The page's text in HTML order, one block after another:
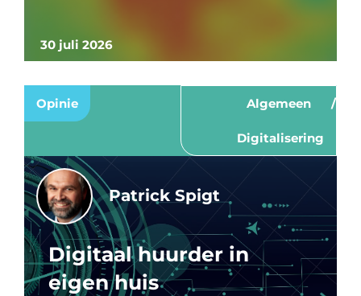
30 juli 2026
Opinie Algemeen
Digitalisering
Patrick Spigt
Digitaal huurder in
eigen huis